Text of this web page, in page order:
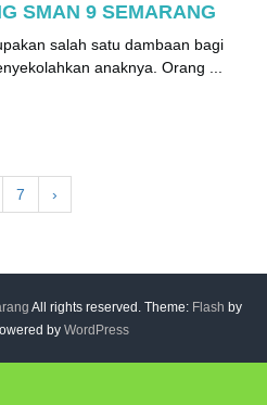
SMAN 9 SEMARANG
salah satu dambaan bagi
anaknya. Orang ...
7 ›
All rights reserved. Theme: Flash by
by WordPress